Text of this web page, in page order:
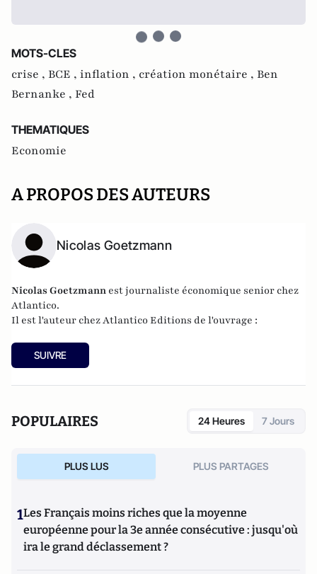
MOTS-CLES
crise , BCE , inflation , création monétaire , Ben
Bernanke , Fed
THEMATIQUES
Economie
A PROPOS DES AUTEURS
Nicolas Goetzmann
Nicolas Goetzmann est journaliste économique senior chez
Atlantico.
Il est l'auteur chezAtlantico Editions de l'ouvrage :
SUIVRE
POPULAIRES 24 Heures 7 Jours
PLUS LUS PLUS PARTAGES
1Les Français moins riches que la moyenne
européenne pour la 3e année consécutive : jusqu'où
ira le grand déclassement ?